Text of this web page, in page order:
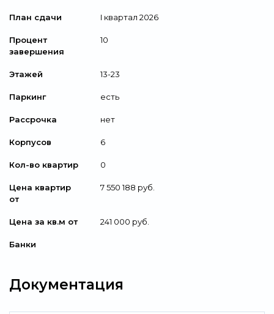
План сдачи I квартал 2026
Процент
завершения
10
Этажей 13-23
Паркинг есть
Рассрочка нет
Корпусов 6
Кол-во квартир 0
Цена квартир
от
7 550 188 руб.
Цена за кв.м от 241 000 руб.
Банки
Документация